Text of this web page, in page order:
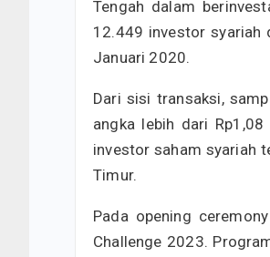
Tengah dalam
12.449 investor syariah
Januari 2020.
Dari sisi transaksi,
angka lebih dari
investor saham syariah
Timur.
Pada opening
Challenge 2023.